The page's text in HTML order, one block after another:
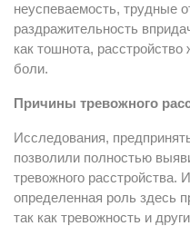
неуспеваемость, трудные
раздражительность
как тошнота,
боли.
Причины тревожного
Исследования,
позволили полностью
тревожного
определенная роль здесь
так как тревожность и